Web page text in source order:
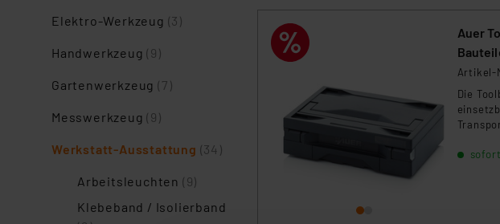
Elektro-Werkzeug (3)
Handwerkzeug(9)
Gartenwerkzeug(7)
Messwerkzeug(9)
Werkstatt-Ausstattung (34)
Arbeitsleuchten (9)
Klebeband / Isolierband
Auer
Artikel-
Die